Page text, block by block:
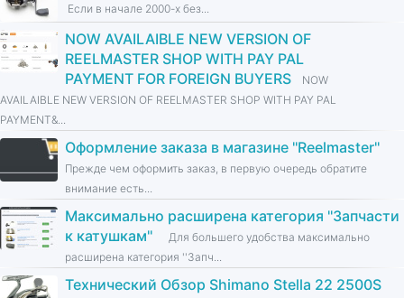
Если в начале 2000-х без...
NOW AVAILAIBLE NEW VERSION OF
REELMASTER SHOP WITH PAY PAL
PAYMENT FOR FOREIGN BUYERS
NOW
AVAILAIBLE NEW VERSION OF REELMASTER SHOP WITH PAY PAL
PAYMENT&...
Оформление заказа в магазине ''Reelmaster''
Прежде чем оформить заказ, в первую очередь обратите
внимание есть...
Максимально расширена категория ''Запчасти
к катушкам''
Для большего удобства максимально
расширена категория ''Запч...
Технический Обзор Shimano Stella 22 2500S